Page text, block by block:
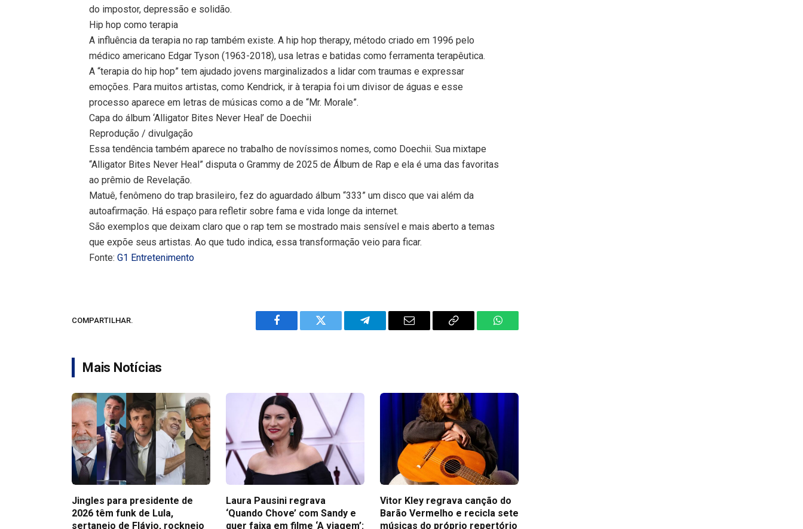
do impostor, depressão e solidão.
Hip hop como terapia
A influência da terapia no rap também existe. A hip hop therapy, método criado em 1996 pelo
médico americano Edgar Tyson (1963-2018), usa letras e batidas como ferramenta terapêutica.
A “terapia do hip hop” tem ajudado jovens marginalizados a lidar com traumas e expressar
emoções. Para muitos artistas, como Kendrick, ir à terapia foi um divisor de águas e esse
processo aparece em letras de músicas como a de “Mr. Morale”.
Capa do álbum ‘Alligator Bites Never Heal’ de Doechii
Reprodução / divulgação
Essa tendência também aparece no trabalho de novíssimos nomes, como Doechii. Sua mixtape
“Alligator Bites Never Heal” disputa o Grammy de 2025 de Álbum de Rap e ela é uma das favoritas
ao prêmio de Revelação.
Matuê, fenômeno do trap brasileiro, fez do aguardado álbum “333” um disco que vai além da
autoafirmação. Há espaço para refletir sobre fama e vida longe da internet.
São exemplos que deixam claro que o rap tem se mostrado mais sensível e mais aberto a temas
que expõe seus artistas. Ao que tudo indica, essa transformação veio para ficar.
Fonte:G1 Entretenimento
COMPARTILHAR.
Facebook Twitter Telegram Email
Copy
WhatsApp
Mais Notícias
Jingles para presidente de
2026 têm funk de Lula,
sertanejo de Flávio, rocknejo
Laura Pausini regrava
‘Quando Chove’ com Sandy e
quer faixa em filme ‘A viagem’:
Vitor Kley regrava canção do
Barão Vermelho e recicla sete
músicas do próprio repertório